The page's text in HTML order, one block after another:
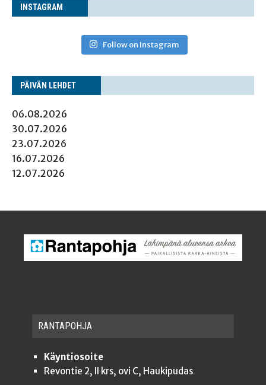
INS­TA­GRAM
Follow on Instagram
PÄI­VÄN LEHDET
06.08.2026
30.07.2026
23.07.2026
16.07.2026
12.07.2026
RAN­TA­POH­JA
Käyntiosoite
Revontie 2, II krs, ovi C, Haukipudas